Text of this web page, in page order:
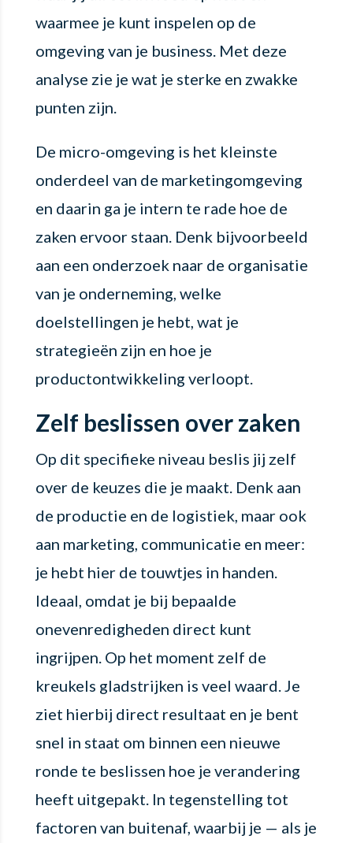
waarmee je kunt inspelen op de
omgeving van je business. Met deze
analyse zie je wat je sterke en zwakke
punten zijn.
De micro-omgeving is het kleinste
onderdeel van de marketingomgeving
en daarin ga je intern te rade hoe de
zaken ervoor staan. Denk bijvoorbeeld
aan een onderzoek naar de organisatie
van je onderneming, welke
doelstellingen je hebt, wat je
strategieën zijn en hoe je
productontwikkeling verloopt.
Zelf beslissen over zaken
Op dit specifieke niveau beslis jij zelf
over de keuzes die je maakt. Denk aan
de productie en de logistiek, maar ook
aan marketing, communicatie en meer:
je hebt hier de touwtjes in handen.
Ideaal, omdat je bij bepaalde
onevenredigheden direct kunt
ingrijpen. Op het moment zelf de
kreukels gladstrijken is veel waard. Je
ziet hierbij direct resultaat en je bent
snel in staat om binnen een nieuwe
ronde te beslissen hoe je verandering
heeft uitgepakt. In tegenstelling tot
factoren van buitenaf, waarbij je — als je